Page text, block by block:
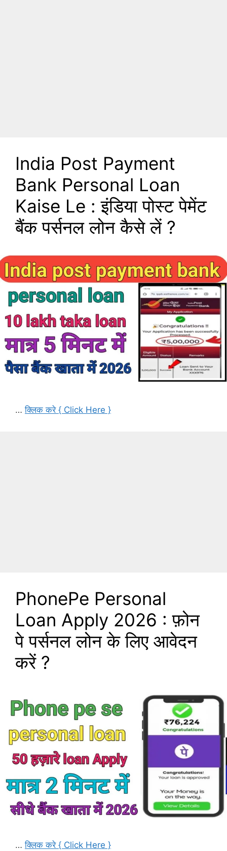
India Post Payment
Bank Personal Loan
Kaise Le : इंडिया पोस्ट पेमेंट
बैंक पर्सनल लोन कैसे लें ?
…क्लिक करे { Click Here }
PhonePe Personal
Loan Apply 2026 : फ़ोन
पे पर्सनल लोन के लिए आवेदन
करें ?
…क्लिक करे { Click Here }